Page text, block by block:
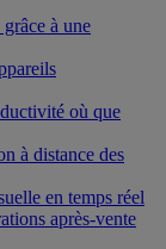
à une
où que
à distance des
en temps réel
après-vente